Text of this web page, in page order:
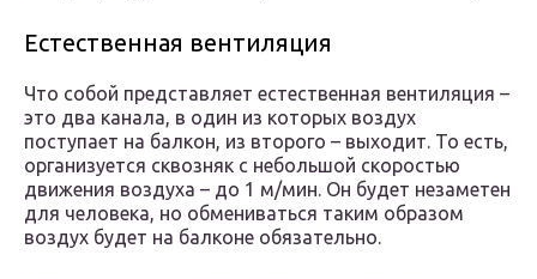
Естественная вентиляция
Что собой представляет естественная вентиляция –
это два канала, в один из которых воздух
поступает на балкон, из второго – выходит. То есть,
организуется сквозняк с небольшой скоростью
движения воздуха – до 1 м/мин. Он будет незаметен
для человека, но обмениваться таким образом
воздух будет на балконе обязательно.